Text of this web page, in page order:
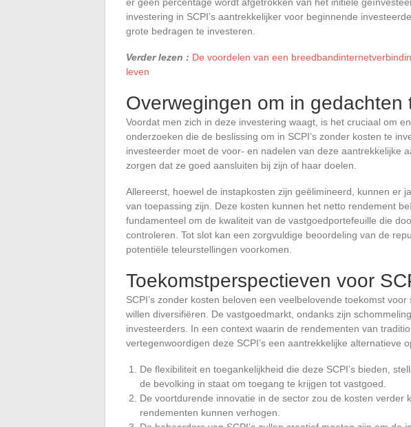
investering in SCPI’s aantrekkelijker voor beginnende
grote bedragen te investeren.
Verder lezen : De voordelen van een
leven
Overwegingen om in gedachten
Voordat men zich in deze investering waagt, is het cruciaal om
onderzoeken die de beslissing om in SCPI’s zonder kosten te
investeerder moet de voor- en nadelen van deze aantrekkelijke
zorgen dat ze goed aansluiten bij zijn of haar doelen.
Allereerst, hoewel de instapkosten zijn geëlimineerd, kunnen er
van toepassing zijn. Deze kosten kunnen het netto rendement
fundamenteel om de kwaliteit van de vastgoedportefeuille die
controleren. Tot slot kan een zorgvuldige beoordeling van de
potentiële teleurstellingen voorkomen.
Toekomstperspectieven voor
SCPI’s zonder kosten beloven een veelbelovende toekomst
willen diversifiëren. De vastgoedmarkt, ondanks zijn
investeerders. In een context waarin de rendementen van
vertegenwoordigen deze SCPI’s een aantrekkelijke alternatieve
De flexibiliteit en toegankelijkheid die deze SCPI’s bieden,
de bevolking in staat om toegang te krijgen tot vastgoed.
De voortdurende innovatie in de sector zou de kosten verder
rendementen kunnen verhogen.